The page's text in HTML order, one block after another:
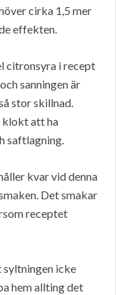
cirka 1,5 mer
effekten.
citronsyra i recept
sanningen är
stor skillnad.
klokt att ha
saftlagning.
kvar vid denna
Det smakar
receptet
syltningen icke
hem allting det